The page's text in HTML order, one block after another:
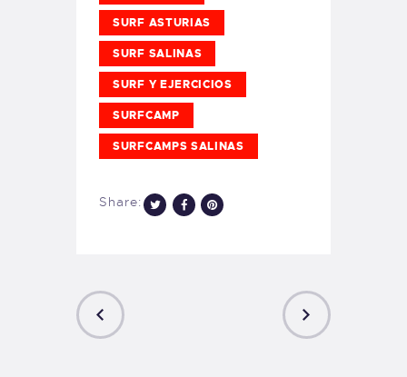
SURF ASTURIAS
SURF SALINAS
SURF Y EJERCICIOS
SURFCAMP
SURFCAMPS SALINAS
Share: